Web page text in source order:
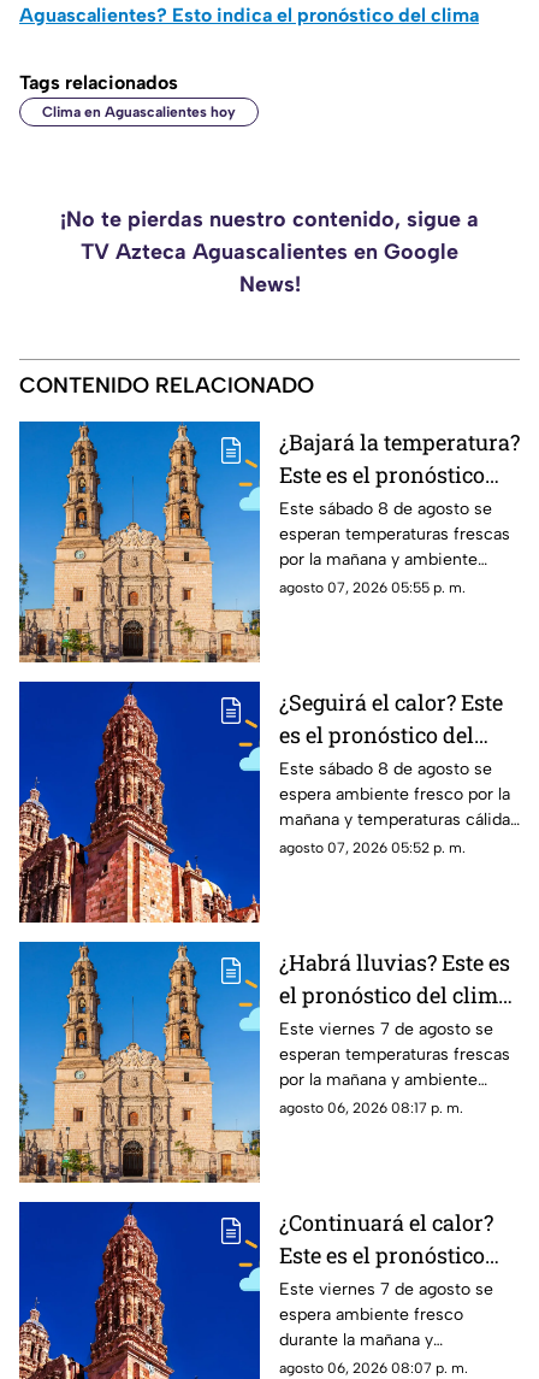
Aguascalientes? Esto indica el pronóstico del clima
Tags relacionados
Clima en Aguascalientes hoy
¡No te pierdas nuestro contenido, sigue a
TV Azteca Aguascalientes en Google
News!
CONTENIDO RELACIONADO
¿Bajará la temperatura?
Este es el pronóstico
del clima en
Aguascalientes HOY
sábado 8 de agosto
Este sábado 8 de agosto se
esperan temperaturas frescas
por la mañana y ambiente
cálido por la tarde; el clima en
agosto 07, 2026 05:55 p. m.
¿Seguirá el calor? Este
es el pronóstico del
clima en Zacatecas
HOY sábado 8 de agosto
Este sábado 8 de agosto se
espera ambiente fresco por la
mañana y temperaturas cálidas
por la tarde; el clima en
agosto 07, 2026 05:52 p. m.
¿Habrá lluvias? Este es
el pronóstico del clima
en Aguascalientes HOY
viernes 7 de agosto
Este viernes 7 de agosto se
esperan temperaturas frescas
por la mañana y ambiente
templado a cálido por la tarde;
agosto 06, 2026 08:17 p. m.
¿Continuará el calor?
Este es el pronóstico
del clima en Zacatecas
HOY viernes 7 de
agosto
Este viernes 7 de agosto se
espera ambiente fresco
durante la mañana y
temperaturas cálidas por la
agosto 06, 2026 08:07 p. m.